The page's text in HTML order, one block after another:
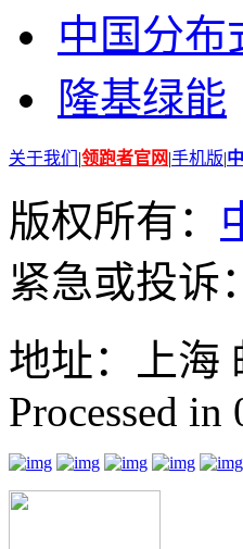
中国分布
隆基绿能
关于我们 |领跑者官网|手机版|
版权所有：
紧急或投诉
地址：上海
Processed in